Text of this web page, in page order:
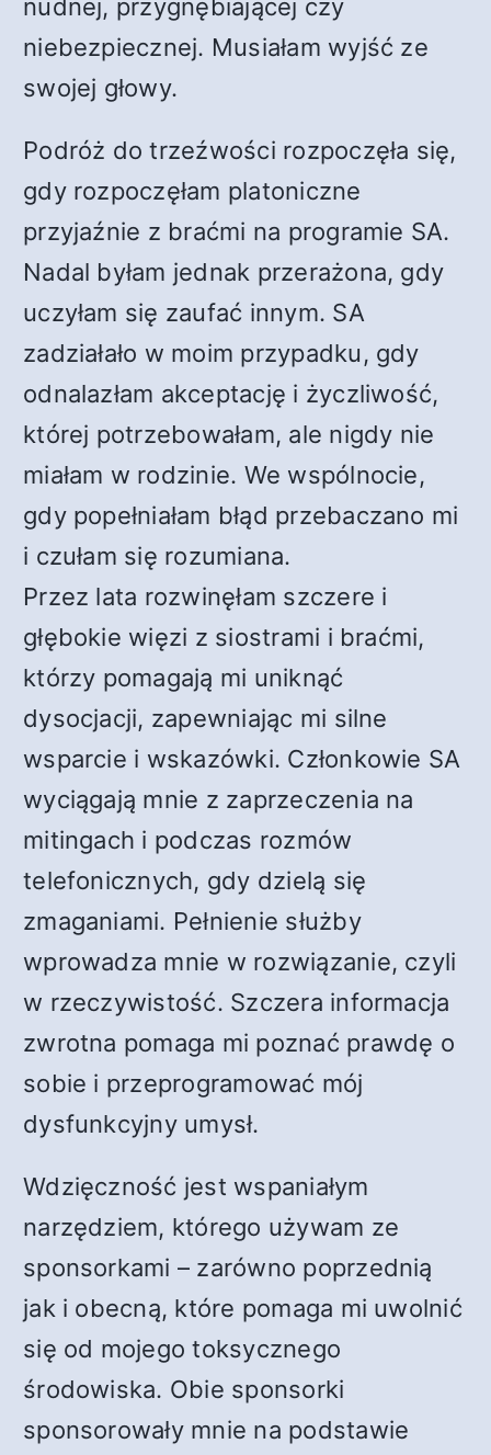
nudnej, przygnębiającej czy
niebezpiecznej. Musiałam wyjść ze
swojej głowy.
Podróż do trzeźwości rozpoczęła się,
gdy rozpoczęłam platoniczne
przyjaźnie z braćmi na programie SA.
Nadal byłam jednak przerażona, gdy
uczyłam się zaufać innym. SA
zadziałało w moim przypadku, gdy
odnalazłam akceptację i życzliwość,
której potrzebowałam, ale nigdy nie
miałam w rodzinie. We wspólnocie,
gdy popełniałam błąd przebaczano mi
i czułam się rozumiana.
Przez lata rozwinęłam szczere i
głębokie więzi z siostrami i braćmi,
którzy pomagają mi uniknąć
dysocjacji, zapewniając mi silne
wsparcie i wskazówki. Członkowie SA
wyciągają mnie z zaprzeczenia na
mitingach i podczas rozmów
telefonicznych, gdy dzielą się
zmaganiami. Pełnienie służby
wprowadza mnie w rozwiązanie, czyli
w rzeczywistość. Szczera informacja
zwrotna pomaga mi poznać prawdę o
sobie i przeprogramować mój
dysfunkcyjny umysł.
Wdzięczność jest wspaniałym
narzędziem, którego używam ze
sponsorkami – zarówno poprzednią
jak i obecną, które pomaga mi uwolnić
się od mojego toksycznego
środowiska. Obie sponsorki
sponsorowały mnie na podstawie